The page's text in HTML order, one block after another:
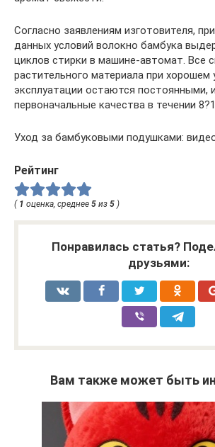
Согласно заявлениям изготовителя,
данных условий волокно бамбука
циклов стирки в машине-автомат. Все
растительного материала при хорошем
эксплуатации остаются постоянными,
первоначальные качества в течении
Уход за бамбуковыми подушками:
Рейтинг
( 1 оценка, среднее 5 из 5 )
Понравилась статья?
друзьями:
Вам также может быть